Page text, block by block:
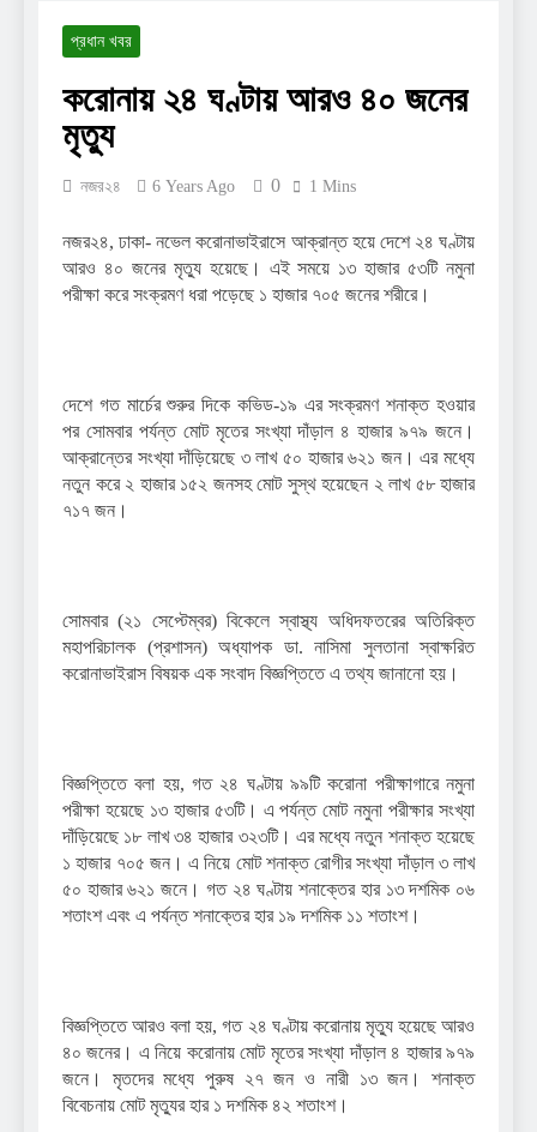
প্রধান খবর
করোনায় ২৪ ঘণ্টায় আরও ৪০ জনের
মৃত্যু
নজর২৪ 6 Years Ago 0 1 Mins
নজর২৪, ঢাকা- নভেল করোনাভাইরাসে আক্রান্ত হয়ে দেশে ২৪ ঘণ্টায়
আরও ৪০ জনের মৃত্যু হয়েছে। এই সময়ে ১৩ হাজার ৫৩টি নমুনা
পরীক্ষা করে সংক্রমণ ধরা পড়েছে ১ হাজার ৭০৫ জনের শরীরে।
দেশে গত মার্চের শুরুর দিকে কভিড-১৯ এর সংক্রমণ শনাক্ত হওয়ার
পর সোমবার পর্যন্ত মোট মৃতের সংখ্যা দাঁড়াল ৪ হাজার ৯৭৯ জনে।
আক্রান্তের সংখ্যা দাঁড়িয়েছে ৩ লাখ ৫০ হাজার ৬২১ জন। এর মধ্যে
নতুন করে ২ হাজার ১৫২ জনসহ মোট সুস্থ হয়েছেন ২ লাখ ৫৮ হাজার
৭১৭ জন।
সোমবার (২১ সেপ্টেম্বর) বিকেলে স্বাস্থ্য অধিদফতরের অতিরিক্ত
মহাপরিচালক (প্রশাসন) অধ্যাপক ডা. নাসিমা সুলতানা স্বাক্ষরিত
করোনাভাইরাস বিষয়ক এক সংবাদ বিজ্ঞপ্তিতে এ তথ্য জানানো হয়।
বিজ্ঞপ্তিতে বলা হয়, গত ২৪ ঘণ্টায় ৯৯টি করোনা পরীক্ষাগারে নমুনা
পরীক্ষা হয়েছে ১৩ হাজার ৫৩টি। এ পর্যন্ত মোট নমুনা পরীক্ষার সংখ্যা
দাঁড়িয়েছে ১৮ লাখ ৩৪ হাজার ৩২৩টি। এর মধ্যে নতুন শনাক্ত হয়েছে
১ হাজার ৭০৫ জন। এ নিয়ে মোট শনাক্ত রোগীর সংখ্যা দাঁড়াল ৩ লাখ
৫০ হাজার ৬২১ জনে। গত ২৪ ঘণ্টায় শনাক্তের হার ১৩ দশমিক ০৬
শতাংশ এবং এ পর্যন্ত শনাক্তের হার ১৯ দশমিক ১১ শতাংশ।
বিজ্ঞপ্তিতে আরও বলা হয়, গত ২৪ ঘণ্টায় করোনায় মৃত্যু হয়েছে আরও
৪০ জনের। এ নিয়ে করোনায় মোট মৃতের সংখ্যা দাঁড়াল ৪ হাজার ৯৭৯
জনে। মৃতদের মধ্যে পুরুষ ২৭ জন ও নারী ১৩ জন। শনাক্ত
বিবেচনায় মোট মৃত্যুর হার ১ দশমিক ৪২ শতাংশ।